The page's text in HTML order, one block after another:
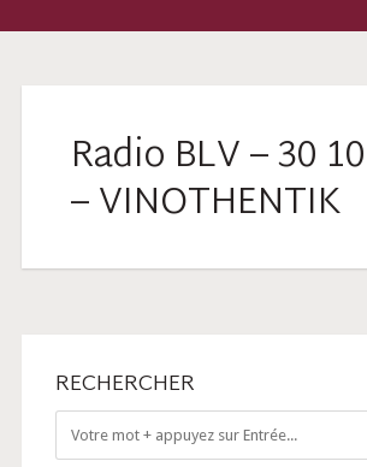
Radio BLV – 30
– VINOTHENTIK
RECHERCHER